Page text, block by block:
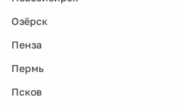
Озёрск
Пенза
Пермь
Псков